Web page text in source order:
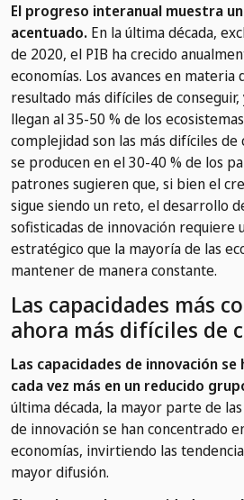
El progreso interanual muestra
acentuado. En la última década,
de 2020, el PIB ha crecido
economías. Los avances en materia
resultado más difíciles de conseguir,
llegan al 35-50 % de los
complejidad son las más difíciles de
se producen en el 30-40 % de los
patrones sugieren que, si bien el
sigue siendo un reto, el desarrollo
sofisticadas de innovación requiere
estratégico que la mayoría de las
mantener de manera constante.
Las capacidades más
ahora más difíciles de
Las capacidades de innovación
cada vez más en un reducido
última década, la mayor parte de
de innovación se han concentrado
economías, invirtiendo las
mayor difusión.